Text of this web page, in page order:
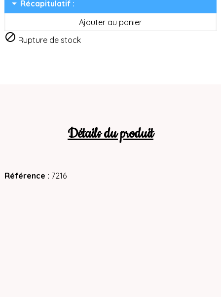
arrow_drop_down Récapitulatif :
Ajouter au panier
 Rupture de stock
Détails du produit
Référence 7216